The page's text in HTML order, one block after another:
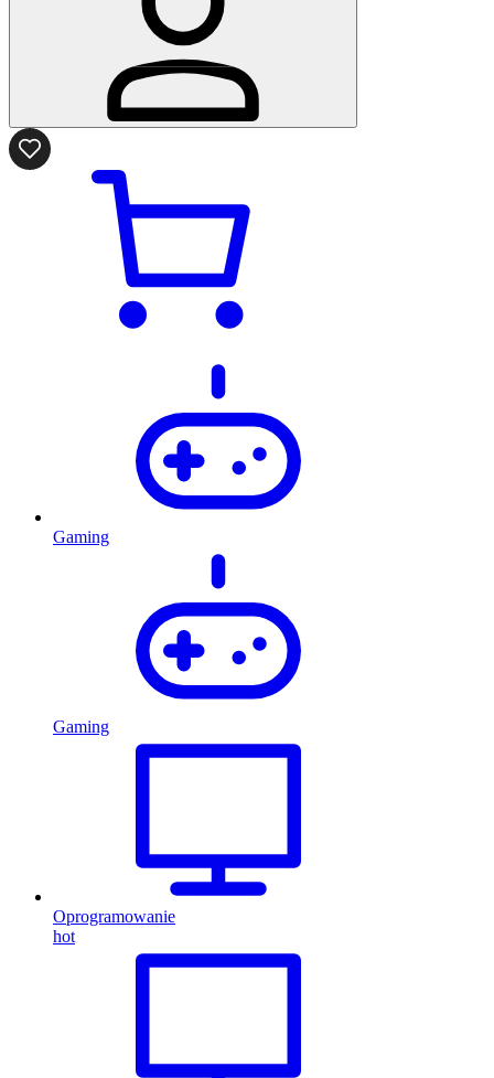
Gaming
Gaming
Oprogramowanie
hot